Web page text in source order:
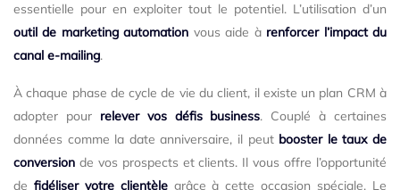
essentielle pour en exploiter tout le potentiel. L’utilisation d’un
outil de marketing automation vous aide à renforcer l’impact du
canal e-mailing.
À chaque phase de cycle de vie du client, il existe un plan CRM à
adopter pour relever vos défis business. Couplé à certaines
données comme la date anniversaire, il peut booster le taux de
conversion de vos prospects et clients. Il vous offre l’opportunité
de fidéliser votre clientèlegrâce à cette occasion spéciale. Le